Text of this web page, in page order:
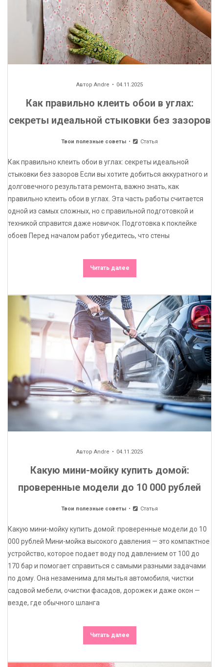
Автор Andre 04.11.2025
Как правильно клеить обои в углах:
секреты идеальной стыковки без зазоров
Твои полезные советы Статья
Как правильно клеить обои в углах: секреты идеальной
стыковки без зазоров Если вы хотите добиться аккуратного и
долговечного результата ремонта, важно знать, как
правильно клеить обои в углах. Эта часть работы считается
одной из самых сложных, но с правильной подготовкой и
техникой справится даже новичок. Подготовка к поклейке
обоев Перед началом работ убедитесь, что стены
Читать далее
Автор Andre 04.11.2025
Какую мини-мойку купить домой:
проверенные модели до 10 000 рублей
Твои полезные советы Статья
Какую мини-мойку купить домой: проверенные модели до 10
000 рублей Мини-мойка высокого давления — это компактное
устройство, которое подает воду под давлением от 100 до
170 бар и помогает справиться с самыми разными задачами
по дому. Она незаменима для мытья автомобиля, чистки
садовой мебели, очистки фасадов, дорожек и даже окон —
везде, где обычного шланга
Читать далее